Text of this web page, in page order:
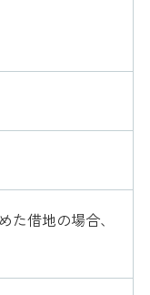
た借地の場合、